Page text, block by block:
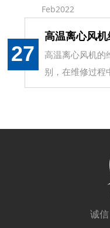
Feb2022
27
高温离心风
高温离心风机的
别，在维修过程
之间的联轴器时
诚